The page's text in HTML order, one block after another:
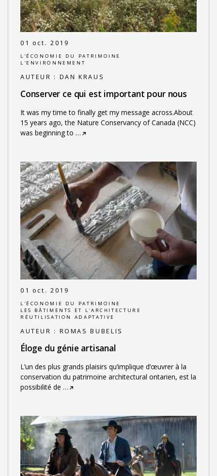
01 oct. 2019
L'ÉCONOMIE DU PATRIMOINE
L'ENVIRONNEMENT
AUTEUR : DAN KRAUS
Conserver ce qui est important pour nous
It was my time to finally get my message across.About
15 years ago, the Nature Conservancy of Canada (NCC)
was beginning to …
01 oct. 2019
L'ÉCONOMIE DU PATRIMOINE
LES BÂTIMENTS ET L'ARCHITECTURE
RÉUTILISATION ADAPTATIVE
AUTEUR : ROMAS BUBELIS
Éloge du génie artisanal
L’un des plus grands plaisirs qu’implique d’œuvrer à la
conservation du patrimoine architectural ontarien, est la
possibilité de …